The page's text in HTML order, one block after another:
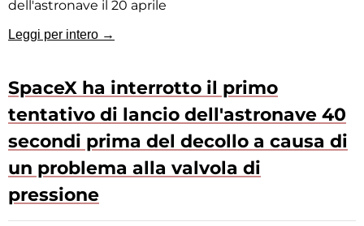
dell'astronave il 20 aprile
Leggi per intero →
SpaceX ha interrotto il primo
tentativo di lancio dell'astronave 40
secondi prima del decollo a causa di
un problema alla valvola di
pressione